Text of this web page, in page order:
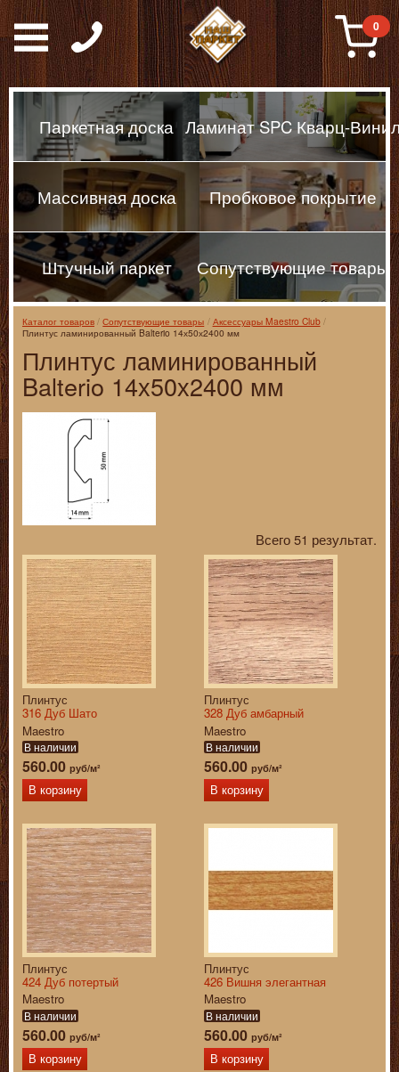
Паркет, Штучный
0
Паркетная доска Ламинат SPC Кварц-
Массивная доска Пробковое покрытие
Штучный паркет Сопутствующие товары
Каталог товаров Сопутствующие товары
Аксессуары Maestro Club
Плинтус ламинированный Balterio 14х50х2400 мм
Плинтус ламинированный
Balterio 14х50х2400 мм
Всего 51 результат.
Плинтус
316 Дуб Шато
Maestro
В наличии
560.00 руб/м²
В корзину
Плинтус
328 Дуб амбарный
Maestro
В наличии
560.00 руб/м²
В корзину
Плинтус
424 Дуб потертый
Maestro
В наличии
560.00 руб/м²
В корзину
Плинтус
426 Вишня элегантная
Maestro
В наличии
560.00 руб/м²
В корзину